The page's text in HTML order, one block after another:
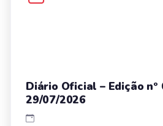
Diário Oficial – Edição nº
29/07/2026